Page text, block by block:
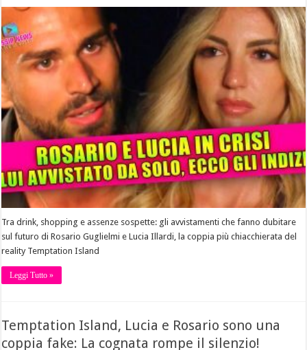
Tra drink, shopping e assenze sospette: gli avvistamenti che fanno dubitare
sul futuro di Rosario Guglielmi e Lucia Illardi, la coppia più chiacchierata del
reality Temptation Island
Leggi Tutto »
Temptation Island, Lucia e Rosario sono una
coppia fake: La cognata rompe il silenzio!